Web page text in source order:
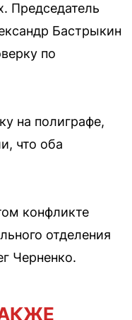
Председатель
Бастрыкин
по
на полиграфе,
что оба
конфликте
отделения
Черненко.